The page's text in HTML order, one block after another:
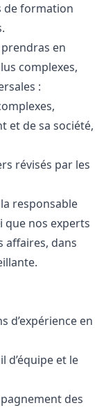
de formation
en
complexes,
:
et de sa société,
révisés par les
responsable
que nos experts
affaires, dans
d’expérience en
d’équipe et le
des